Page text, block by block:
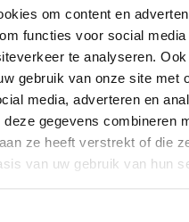
om content en
functies voor social media
te analyseren.
gebruik van onze site met
media, adverteren en
deze gegevens combineren
ze heeft verstrekt of die
van uw gebruik van hun